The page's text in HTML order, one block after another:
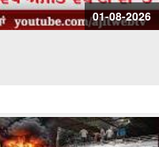
01-08-2026